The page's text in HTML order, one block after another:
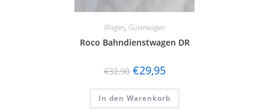
Wagen, Güterwagen
Roco Bahndienstwagen DR
€32,90 €29,95
In den Warenkorb